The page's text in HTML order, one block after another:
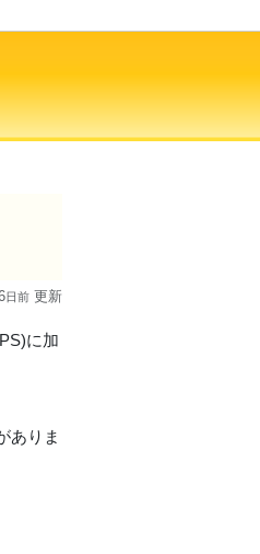
日前 更新
に加
ありま